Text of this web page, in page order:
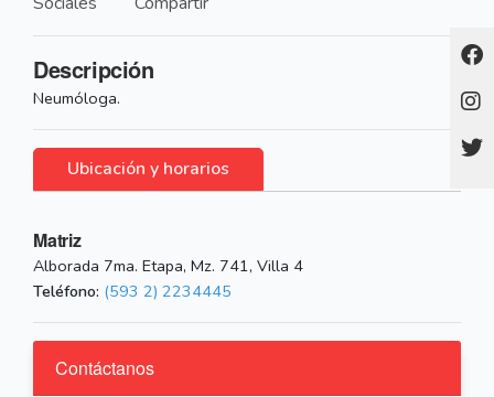
Descripción
Neumóloga.
Ubicación y horarios
Matriz
Alborada 7ma. Etapa, Mz. 741, Villa 4
Teléfono: (593 2) 2234445
Contáctanos